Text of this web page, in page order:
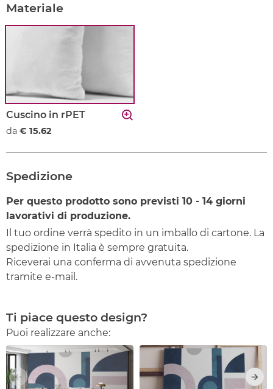
Materiale
Cuscino in rPET
da € 15.62
Spedizione
Per questo prodotto sono previsti 10 - 14 giorni
lavorativi di produzione.
Il tuo ordine verrà spedito in un imballo di cartone. La
spedizione in Italia è sempre gratuita.
Riceverai una conferma di avvenuta spedizione
tramite e-mail.
Ti piace questo design?
Puoi realizzare anche: